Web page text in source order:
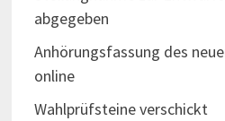
abgegeben
Anhörungsfassung des
online
Wahlprüfsteine verschickt